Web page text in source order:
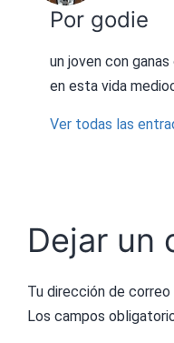
Por godie
un joven con
en esta vida
Ver todas las
Dejar un
Tu dirección de
Los campos